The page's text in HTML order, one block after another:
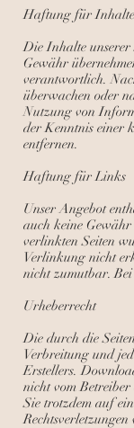
Werbung und
im Falle der
Impressum vom
Haftung für Inhalte
Die Inhalte
Gewähr
verantwortlich.
überwachen oder
Nutzung von
der Kenntnis einer
entfernen.
Haftung für Links
Unser Angebot
auch keine
verlinkten Seiten
Verlinkung nicht
nicht zumutbar.
Urheberrecht
Die durch die
Verbreitung und
Erstellers.
nicht vom
Sie trotzdem auf